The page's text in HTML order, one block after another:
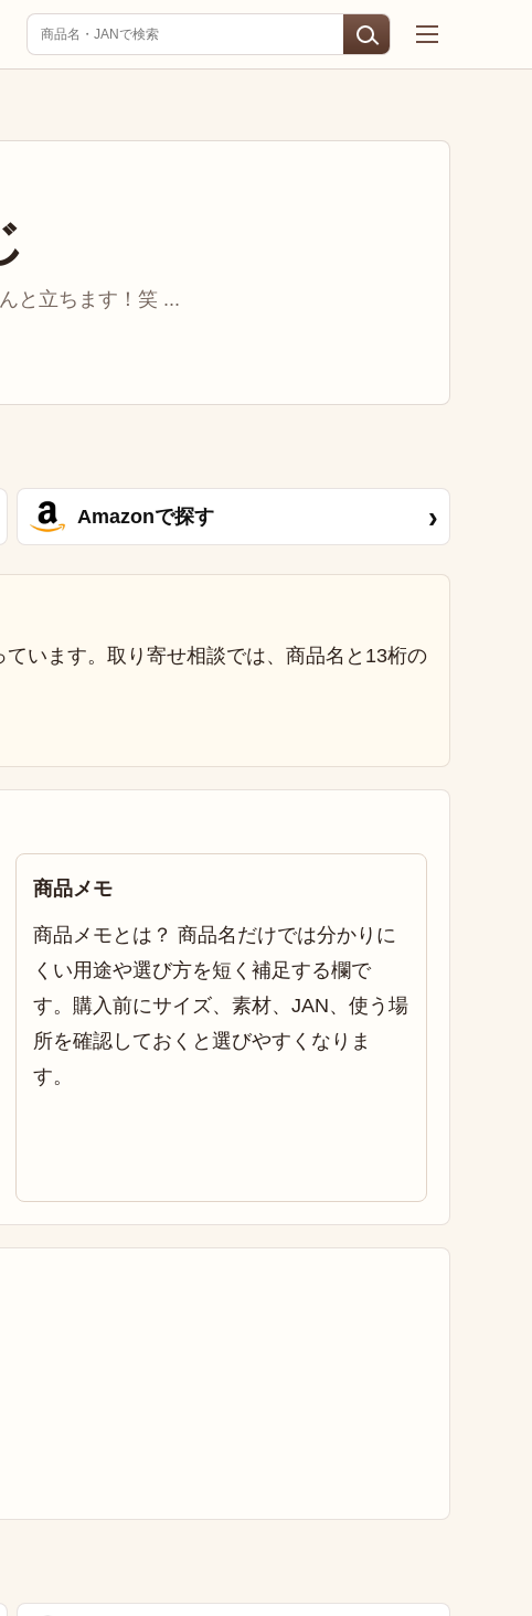
と立ちます！笑 ...
Amazonで探す ›
います。取り寄せ相談では、商品名と13桁の
商品メモ
商品メモとは？ 商品名だけでは分かりに
くい用途や選び方を短く補足する欄で
す。購入前にサイズ、素材、JAN、使う場
所を確認しておくと選びやすくなりま
す。